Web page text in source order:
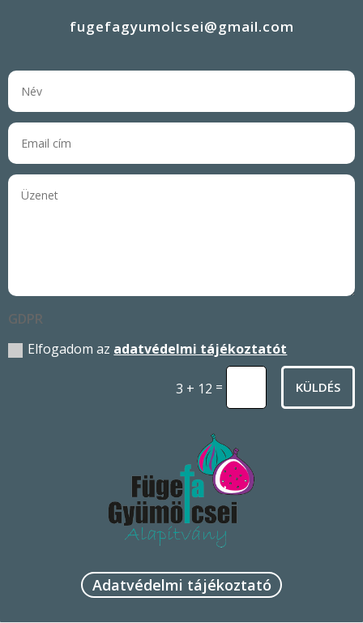
fugefagyumolcsei@gmail.com
GDPR
Elfogadom az adatvédelmi tájékoztatót
3 + 12 = KÜLDÉS
Adatvédelmi tájékoztató